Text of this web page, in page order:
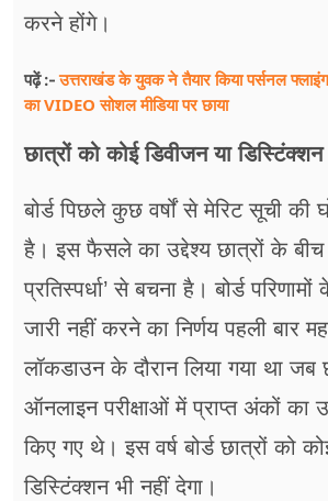
करने होंगे।
पढ़ें :-उत्तराखंड के युवक ने तैयार किया पर्सनल
का VIDEO सोशल मीडिया पर छाया
छात्रों को कोई डिवीजन या डिस्टिंक्शन
बोर्ड पिछले कुछ वर्षों से मेरिट सूची की
है। इस फैसले का उद्देश्य छात्रों के
प्रतिस्पर्धा’ से बचना है। बोर्ड
जारी नहीं करने का निर्णय पहली बार
लॉकडाउन के दौरान लिया गया था जब
ऑनलाइन परीक्षाओं में प्राप्त अंकों का
किए गए थे। इस वर्ष बोर्ड छात्रों को
डिस्टिंक्शन भी नहीं देगा।